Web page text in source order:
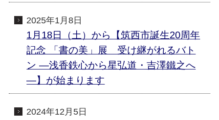
2025年1月8日
1月18日（土）から【筑西市誕生20周年
記念 「書の美」展 受け継がれるバト
ン ―浅香鉄心から星弘道・吉澤鐵之へ
―】が始まります
2024年12月5日